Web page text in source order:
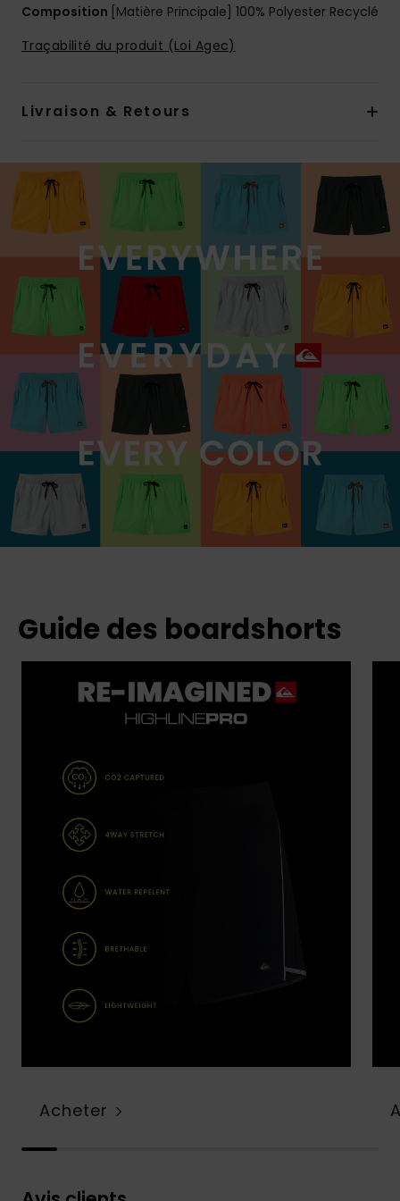
Composition [Matière Principale] 100% Polyester Recyclé
Traçabilité du produit (Loi Agec)
Livraison & Retours
Guide des boardshorts
Acheter